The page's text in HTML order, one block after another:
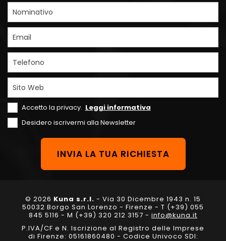
Nominativo
Email
Telefono
Sito Web
Accetto la privacy. Leggi informativa
Desidero iscrivermi alla Newsletter
© 2026 Kuna s.r.l. - Via 30 Dicembre 1943 n. 15
50032 Borgo San Lorenzo - Firenze - T (+39) 055
845 5116 - M (+39) 320 212 3157 - info@kuna.it
P.IVA/CF e N. Iscrizione al Registro delle Imprese
di Firenze: 05161860480 - Codice Univoco SDI: